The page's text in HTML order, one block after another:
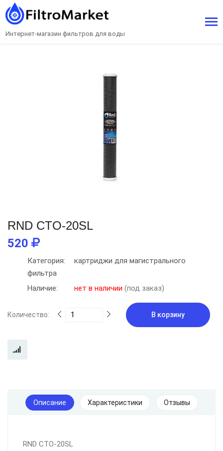
Интернет-магазин фильтров для воды
RND CTO-20SL
520
Категория:
картриджи для магистрального
фильтра
Наличие:
нет в наличии (под заказ)
Количество: В корзину
Описание Характеристики Отзывы
RND CTO-20SL